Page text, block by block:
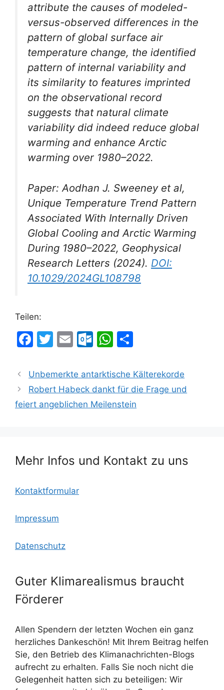
attribute the causes of modeled-
versus-observed differences in the
pattern of global surface air
temperature change, the identified
pattern of internal variability and
its similarity to features imprinted
on the observational record
suggests that natural climate
variability did indeed reduce global
warming and enhance Arctic
warming over 1980–2022.
Paper: Aodhan J. Sweeney et al,
Unique Temperature Trend Pattern
Associated With Internally Driven
Global Cooling and Arctic Warming
During 1980–2022, Geophysical
Research Letters (2024). DOI:
10.1029/2024GL108798
Teilen:
F
c
e
b
k
T
itt
er
E
ai
l
O
lo
o
k.
m
W
at
s
A
le
n
Unbemerkte antarktische Kälterekorde
Robert Habeck dankt für die Frage und
feiert angeblichen Meilenstein
Mehr Infos und Kontakt zu uns
Kontaktformular
Impressum
Datenschutz
Guter Klimarealismus braucht
Förderer
Allen Spendern der letzten Wochen ein ganz
herzliches Dankeschön! Mit Ihrem Beitrag helfen
Sie, den Betrieb des Klimanachrichten-Blogs
aufrecht zu erhalten. Falls Sie noch nicht die
Gelegenheit hatten sich zu beteiligen: Wir